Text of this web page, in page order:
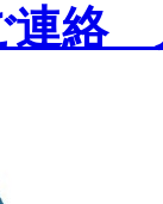
連絡